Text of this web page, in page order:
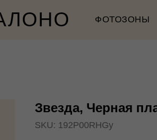
ФОТОЗОНЫ
Звезда, Черная
SKU: 192P00RHGy